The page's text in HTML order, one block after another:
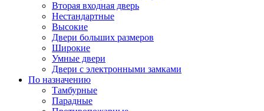
Вторая входная дверь
Нестандартные
Высокие
Двери больших размеров
Широкие
Умные двери
Двери с электронными замками
По назначению
Тамбурные
Парадные